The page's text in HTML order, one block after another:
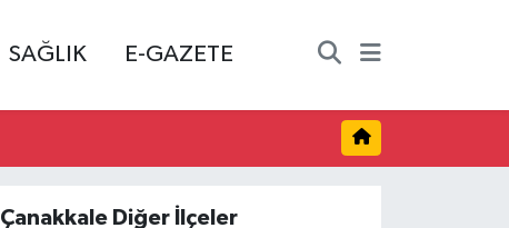
SAĞLIK E-GAZETE
Çanakkale Diğer İlçeler